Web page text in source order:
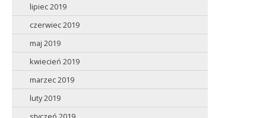
lipiec 2019
czerwiec 2019
maj 2019
kwiecień 2019
marzec 2019
luty 2019